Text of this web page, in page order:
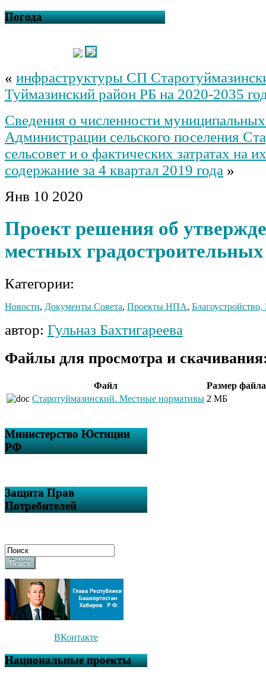
Погода
« инфраструктуры СП
Туймазинский район РБ на 2020-2035
Сведения о численности
Администрации сельского поселения
сельсовет и о фактических затратах на
содержание за 4 квартал 2019 года »
Янв 10 2020
Проект решения об
местных
Категории:
Новости, Документы Совета, Проекты НПА,
автор: Гульназ Бахтигареева
Файлы для просмотра и
Файл
Размер файла
Старотуймазинский. Местные нормативы 2 МБ
Министерство Юстиции
РФ
Защита Прав
Потребителей
Поиск
ВКонтакте
Национальные проекты